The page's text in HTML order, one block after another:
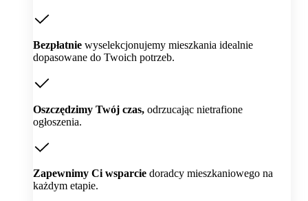
Bezpłatnie wyselekcjonujemy mieszkania idealnie
dopasowane do Twoich potrzeb.
Oszczędzimy Twój czas, odrzucając nietrafione
ogłoszenia.
Zapewnimy Ci wsparcie doradcy mieszkaniowego na
każdym etapie.